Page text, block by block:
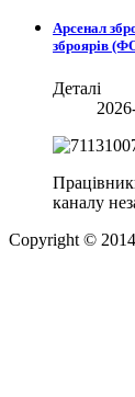
Арсенал
зброярів
Деталі
каналу
Copyright ©